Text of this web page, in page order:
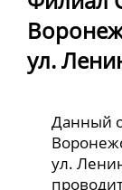
ул.
Данный
ул.